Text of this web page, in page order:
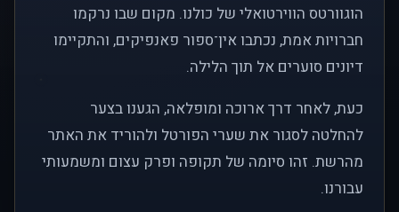
הוגוורטס הווירטואלי של כולנו. מקום שבו נרקמו
חברויות אמת, נכתבו אין־ספור פאנפיקים, והתקיימו
דיונים סוערים אל תוך הלילה.
כעת, לאחר דרך ארוכה ומופלאה, הגענו בצער
להחלטה לסגור את שערי הפורטל ולהוריד את האתר
מהרשת. זהו סיומה של תקופה ופרק עצום ומשמעותי
עבורנו.